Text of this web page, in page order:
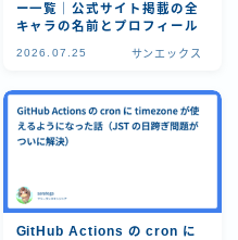
ー一覧｜公式サイト掲載の全
キャラの名前とプロフィール
2026.07.25 サンエックス
GitHub Actions の cron に